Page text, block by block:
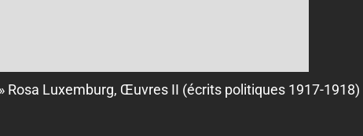
Rosa Luxemburg, Œuvres II (écrits politiques 1917-1918)